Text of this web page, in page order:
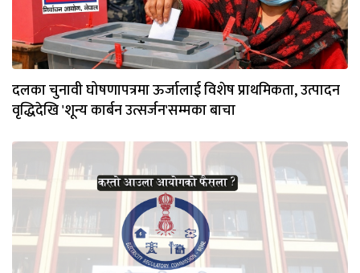
दलका चुनावी घोषणापत्रमा ऊर्जालाई विशेष प्राथमिकता, उत्पादन
वृद्धिदेखि 'शून्य कार्बन उत्सर्जन'सम्मका बाचा